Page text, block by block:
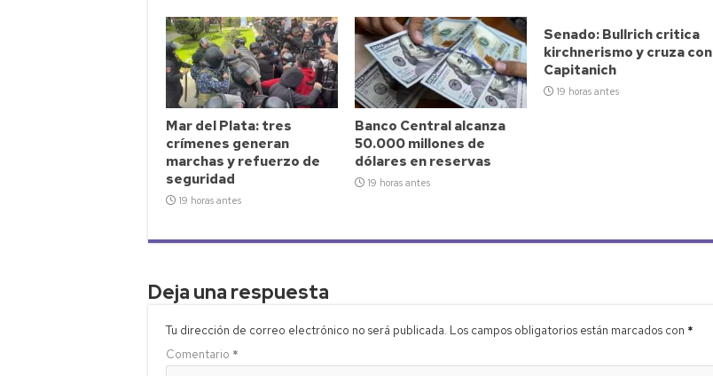
Mar del Plata: tres
crímenes generan
marchas y refuerzo de
seguridad
19 horas antes
Banco Central alcanza
50.000 millones de
dólares en reservas
19 horas antes
Senado: Bullrich critica
kirchnerismo y cruza con
Capitanich
19 horas antes
Deja una respuesta
Tu dirección de correo electrónico no será publicada. Los campos obligatorios están marcados con *
Comentario *